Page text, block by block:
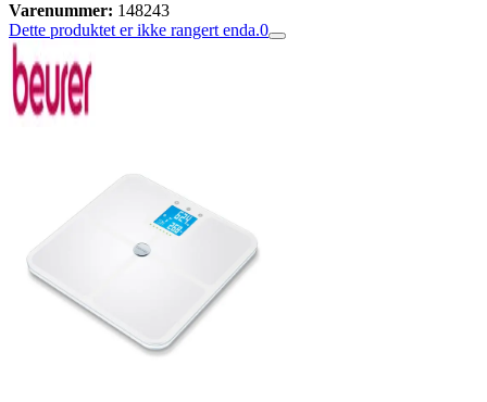
Varenummer: 148243
Dette produktet er ikke rangert enda.0